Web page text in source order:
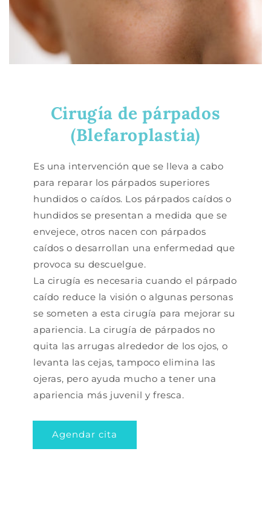
Cirugía de párpados
(Blefaroplastia)
Es una intervención que se lleva a cabo
para reparar los párpados superiores
hundidos o caídos. Los párpados caídos o
hundidos se presentan a medida que se
envejece, otros nacen con párpados
caídos o desarrollan una enfermedad que
provoca su descuelgue.
La cirugía es necesaria cuando el párpado
caído reduce la visión o algunas personas
se someten a esta cirugía para mejorar su
apariencia. La cirugía de párpados no
quita las arrugas alrededor de los ojos, o
levanta las cejas, tampoco elimina las
ojeras, pero ayuda mucho a tener una
apariencia más juvenil y fresca.
Agendar cita